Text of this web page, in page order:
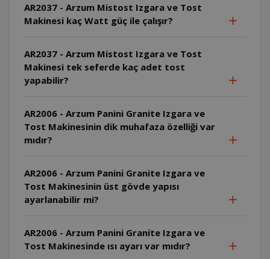
AR2037 - Arzum Mistost Izgara ve Tost
Makinesi kaç Watt güç ile çalışır?
AR2037 - Arzum Mistost Izgara ve Tost
Makinesi tek seferde kaç adet tost
yapabilir?
AR2006 - Arzum Panini Granite Izgara ve
Tost Makinesinin dik muhafaza özelliği var
mıdır?
AR2006 - Arzum Panini Granite Izgara ve
Tost Makinesinin üst gövde yapısı
ayarlanabilir mi?
AR2006 - Arzum Panini Granite Izgara ve
Tost Makinesinde ısı ayarı var mıdır?